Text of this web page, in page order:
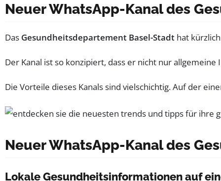
Neuer WhatsApp-Kanal des
Das Gesundheitsdepartement Basel-Stadt hat
Der Kanal ist so konzipiert, dass er nicht nur
Die Vorteile dieses Kanals sind vielschichtig. Auf der
Neuer WhatsApp-Kanal des
Lokale Gesundheitsinformationen auf